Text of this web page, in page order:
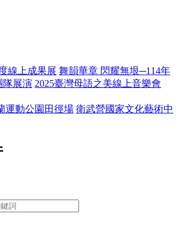
線上成果展 舞韻華章 閃耀無垠─114年
隊展演 2025臺灣母語之美線上音樂會
運動公園田徑場 衛武營國家文化藝術中